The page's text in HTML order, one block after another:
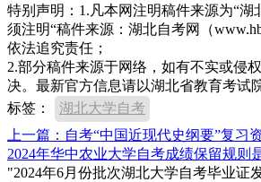
特别声明：1.凡本网注明稿件来源为“湖
须注明“稿件来源：湖北自考网（
依法追究责任；
2.部分稿件来源于网络，如有不实或侵
决。最新官方信息请以湖北省教育考试
标签：
湖北大学自考
上一篇：自考“中国近现代史纲要”复习
2024年华中农业大学自考成绩保留规则
"2024年6月份批次湖北大学自考毕业证